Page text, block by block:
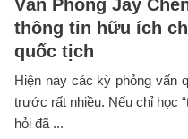
Văn Phòng Jay
thông tin hữu ích
quốc tịch
Hiện nay các kỳ phỏng vấn
trước rất nhiều. Nếu chỉ học
hỏi đã ...